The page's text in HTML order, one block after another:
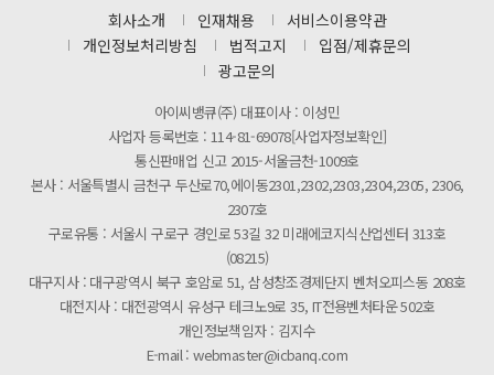
제31기 정기주주총회 소집통지서
[마일리지 적립 및 사용 정책 개편 안내]
회사소개 인재채용
서비스이용약관
개인정보처리방침
법적고지
입점/제휴문의
광고문의
아이씨뱅큐(주) 대표이사 : 이성민
사업자 등록번호 : 114-81-69078[사업자정보확인]
통신판매업 신고 2015-서울금천-1009호
본사 : 서울특별시 금천구 두산로70,에이동2301,2302,2303,2304,2305, 2306,
2307호
구로유통 : 서울시 구로구 경인로 53길 32 미래에코지식산업센터 313호
(08215)
대구지사 : 대구광역시 북구 호암로 51, 삼성창조경제단지 벤처오피스동 208호
대전지사 : 대전광역시 유성구 테크노9로 35, IT전용벤처타운 502호
개인정보책임자 : 김지수
E-mail : webmaster@icbanq.com